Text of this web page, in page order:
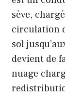
sève,
circulation
sol
devient de
nuage